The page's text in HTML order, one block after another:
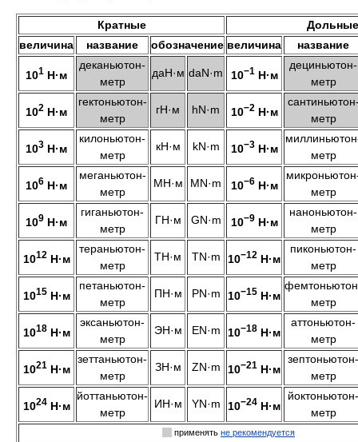
Кратные
Дольные
величина
название обозначение величина название
101 Н·м
деканьютон-
метр
даН·м daN·m 10−1Н·м
дециньютон-
метр
102 Н·м
гектоньютон-
метр
гН·м hN·m 10−2Н·м
метр
103 Н·м
килоньютон-
метр
кН·м kN·m 10−3Н·м
метр
106 Н·м
меганьютон-
метр
МН·м MN·m 10−6Н·м
метр
109 Н·м
гиганьютон-
метр
ГН·м GN·m 10−9Н·м
наноньютон-
метр
1012Н·м
тераньютон-
метр
ТН·м TN·m 10−12 Н·м
пиконьютон-
метр
1015Н·м
петаньютон-
метр
ПН·м PN·m 10−15 Н·м
метр
1018Н·м
эксаньютон-
метр
ЭН·м EN·m 10−18 Н·м
аттоньютон-
метр
1021Н·м
зеттаньютон-
метр
ЗН·м ZN·m 10−21 Н·м
зептоньютон-
метр
1024Н·м
йоттаньютон-
метр
ИН·м YN·m 10−24 Н·м
йоктоньютон-
метр
применять не рекомендуется